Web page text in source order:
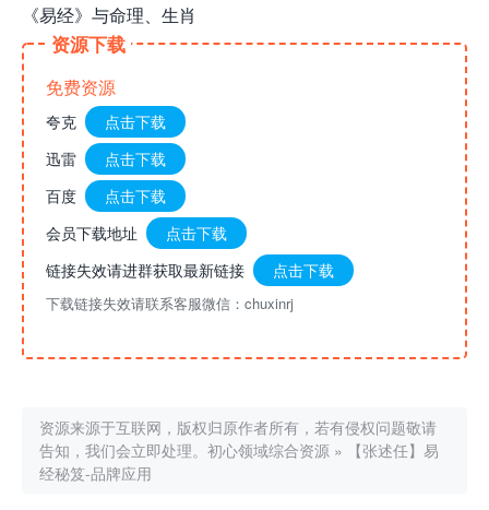
《易经》与命理、生肖
资源下载
免费资源
夸克
点击下载
迅雷
点击下载
百度
点击下载
会员下载地址
点击下载
链接失效请进群获取最新链接
点击下载
下载链接失效请联系客服微信：chuxinrj
资源来源于互联网，版权归原作者所有，若有侵权问题敬请
告知，我们会立即处理。 初心领域综合资源 »
【张述任】易
经秘笈-品牌应用